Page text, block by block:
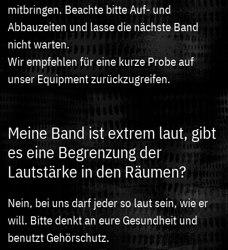
mitbringen. Beachte bitte Auf- und
Abbauzeiten und lasse die nächste Band
nicht warten.
Wir empfehlen für eine kurze Probe auf
unser Equipment zurückzugreifen.
Meine Band ist extrem laut, gibt
es eine Begrenzung der
Lautstärke in den Räumen?
Nein, bei uns darf jeder so laut sein, wie er
will. Bitte denkt an eure Gesundheit und
benutzt Gehörschutz.